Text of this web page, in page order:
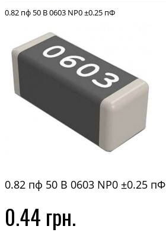
0.82 пф 50 В 0603 NP0 ±0.25 пФ
0.82 пф 50 В 0603 NP0 ±0.25 пФ
0.44 грн.